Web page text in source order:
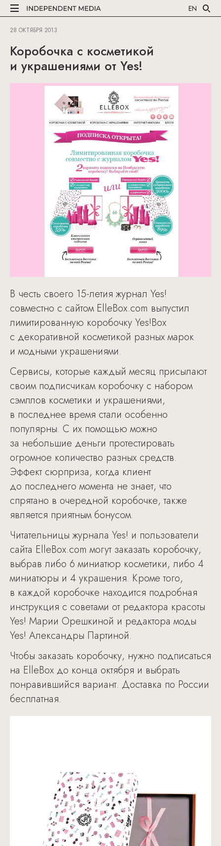
EN
28 ОКТЯБРЯ 2013
Коробочка с косметикой
и украшениями от Yes!
В честь своего 15-летия журнал Yes!
совместно с сайтом ElleBox.com выпустил
лимитированную коробочку Yes!Box
с декоративной косметикой разных марок
и модными украшениями.
Сервисы, которые каждый месяц присылают
своим подписчикам коробочку с набором
сэмплов косметики и украшениями,
в последнее время стали особенно
популярны. С их помощью можно
за небольшие деньги протестировать
огромное количество разных средств.
Эффект сюрприза, когда клиент
до последнего момента не знает, что
спрятано в очередной коробочке, также
является приятным бонусом.
Читательницы журнала Yes! и пользователи
сайта ElleBox.com могут заказать коробочку,
выбрав либо 6 миниатюр косметики, либо 4
миниатюры и 4 украшения. Кроме того,
в каждой коробочке находится подробная
инструкция с советами от редактора красоты
Yes! Марии Орешкиной и редактора моды
Yes! Александры Партиной.
Чтобы заказать коробочку, нужно подписаться
на ElleBox до конца октября и выбрать
понравившийся вариант. Доставка по России
бесплатная.